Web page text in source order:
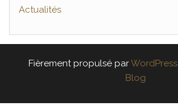
Actualités
Fièrement propulsé parWordPress
Blog